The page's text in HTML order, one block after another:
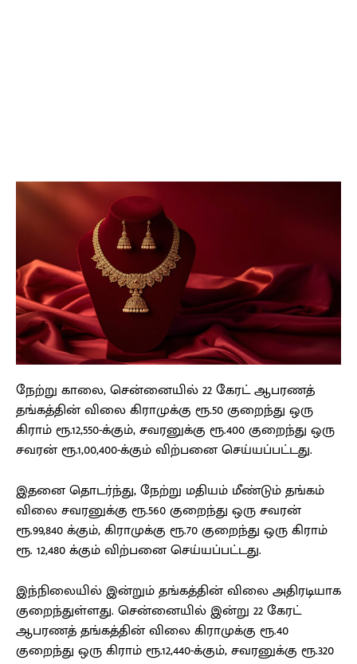
நேற்று காலை, சென்னையில் 22 கேரட் ஆபரணத்
தங்கத்தின் விலை கிராமுக்கு ரூ.50 குறைந்து ஒரு
கிராம் ரூ.12,550-க்கும், சவரனுக்கு ரூ.400 குறைந்து ஒரு
சவரன் ரூ.1,00,400-க்கும் விற்பனை செய்யப்பட்டது.
இதனை தொடர்ந்து, நேற்று மதியம் மீண்டும் தங்கம்
விலை சவரனுக்கு ரூ.560 குறைந்து ஒரு சவரன்
ரூ.99,840 க்கும், கிராமுக்கு ரூ.70 குறைந்து ஒரு கிராம்
ரூ. 12,480 க்கும் விற்பனை செய்யப்பட்டது.
இந்நிலையில் இன்றும் தங்கத்தின் விலை அதிரடியாக
குறைந்துள்ளது. சென்னையில் இன்று 22 கேரட்
ஆபரணத் தங்கத்தின் விலை கிராமுக்கு ரூ.40
குறைந்து ஒரு கிராம் ரூ.12,440-க்கும், சவரனுக்கு ரூ.320